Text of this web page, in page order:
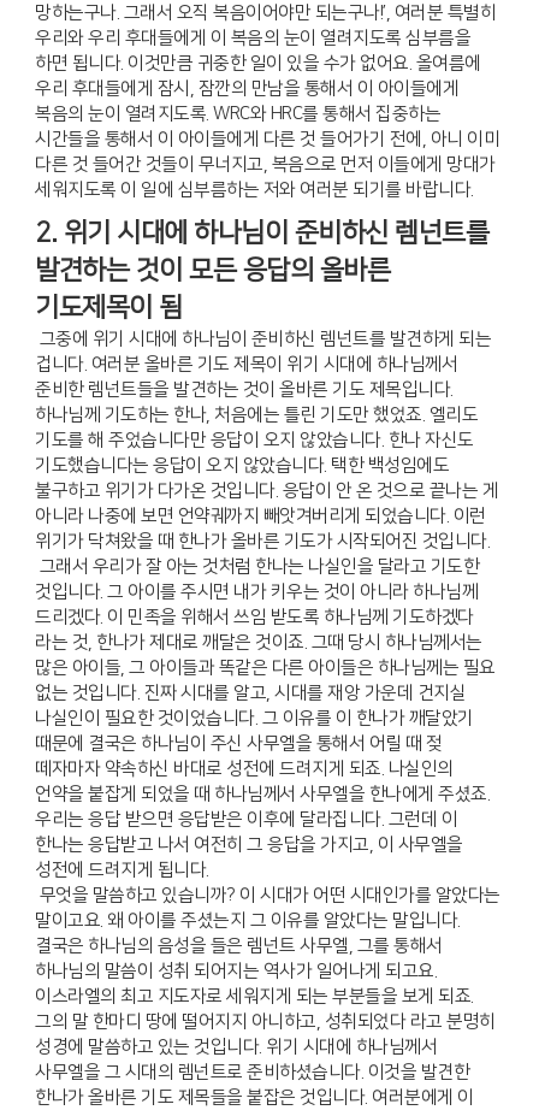
망하는구나. 그래서 오직 복음이어야만 되는구나!’, 여러분 특별히
우리와 우리 후대들에게 이 복음의 눈이 열려지도록 심부름을
하면 됩니다. 이것만큼 귀중한 일이 있을 수가 없어요. 올여름에
우리 후대들에게 잠시, 잠깐의 만남을 통해서 이 아이들에게
복음의 눈이 열려지도록. WRC와 HRC를 통해서 집중하는
시간들을 통해서 이 아이들에게 다른 것 들어가기 전에, 아니 이미
다른 것 들어간 것들이 무너지고, 복음으로 먼저 이들에게 망대가
세워지도록 이 일에 심부름하는 저와 여러분 되기를 바랍니다.
2. 위기 시대에 하나님이 준비하신 렘넌트를
발견하는 것이 모든 응답의 올바른
기도제목이 됨
그중에 위기 시대에 하나님이 준비하신 렘넌트를 발견하게 되는
겁니다. 여러분 올바른 기도 제목이 위기 시대에 하나님께서
준비한 렘넌트들을 발견하는 것이 올바른 기도 제목입니다.
하나님께 기도하는 한나, 처음에는 틀린 기도만 했었죠. 엘리도
기도를 해 주었습니다만 응답이 오지 않았습니다. 한나 자신도
기도했습니다는 응답이 오지 않았습니다. 택한 백성임에도
불구하고 위기가 다가온 것입니다. 응답이 안 온 것으로 끝나는 게
아니라 나중에 보면 언약궤까지 빼앗겨버리게 되었습니다. 이런
위기가 닥쳐왔을 때 한나가 올바른 기도가 시작되어진 것입니다.
그래서 우리가 잘 아는 것처럼 한나는 나실인을 달라고 기도한
것입니다. 그 아이를 주시면 내가 키우는 것이 아니라 하나님께
드리겠다. 이 민족을 위해서 쓰임 받도록 하나님께 기도하겠다
라는 것, 한나가 제대로 깨달은 것이죠. 그때 당시 하나님께서는
많은 아이들, 그 아이들과 똑같은 다른 아이들은 하나님께는 필요
없는 것입니다. 진짜 시대를 알고, 시대를 재앙 가운데 건지실
나실인이 필요한 것이었습니다. 그 이유를 이 한나가 깨달았기
때문에 결국은 하나님이 주신 사무엘을 통해서 어릴 때 젖
떼자마자 약속하신 바대로 성전에 드려지게 되죠. 나실인의
언약을 붙잡게 되었을 때 하나님께서 사무엘을 한나에게 주셨죠.
우리는 응답 받으면 응답받은 이후에 달라집니다. 그런데 이
한나는 응답받고 나서 여전히 그 응답을 가지고, 이 사무엘을
성전에 드려지게 됩니다.
무엇을 말씀하고 있습니까? 이 시대가 어떤 시대인가를 알았다는
말이고요. 왜 아이를 주셨는지 그 이유를 알았다는 말입니다.
결국은 하나님의 음성을 들은 렘넌트 사무엘, 그를 통해서
하나님의 말씀이 성취 되어지는 역사가 일어나게 되고요.
이스라엘의 최고 지도자로 세워지게 되는 부분들을 보게 되죠.
그의 말 한마디 땅에 떨어지지 아니하고, 성취되었다 라고 분명히
성경에 말씀하고 있는 것입니다. 위기 시대에 하나님께서
사무엘을 그 시대의 렘넌트로 준비하셨습니다. 이것을 발견한
한나가 올바른 기도 제목들을 붙잡은 것입니다. 여러분에게 이